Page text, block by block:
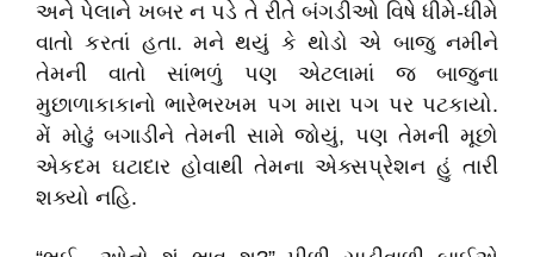
અને પેલાને ખબર ન પડે તે રીતે બંગડીઓ વિષે ધીમે-ધીમે
વાતો કરતાં હતા. મને થયું કે થોડો એ બાજુ નમીને
તેમની વાતો સાંભળું પણ એટલામાં જ બાજુના
મુછાળાકાકાનો ભારેભરખમ પગ મારા પગ પર પટકાયો.
મેં મોઢું બગાડીને તેમની સામે જોયું, પણ તેમની મૂછો
એકદમ ઘટાદાર હોવાથી તેમના એક્સપ્રેશન હું તારી
શક્યો નહિ.